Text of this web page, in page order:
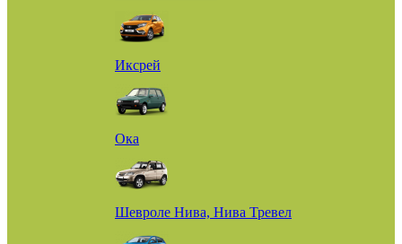
Иксрей
Ока
Шевроле Нива, Нива Тревел